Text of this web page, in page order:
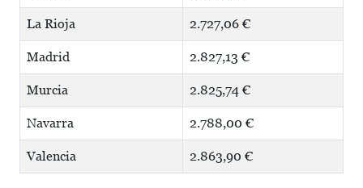
La Rioja 2.727,06 €
Madrid 2.827,13 €
Murcia 2.825,74 €
Navarra 2.788,00 €
Valencia 2.863,90 €